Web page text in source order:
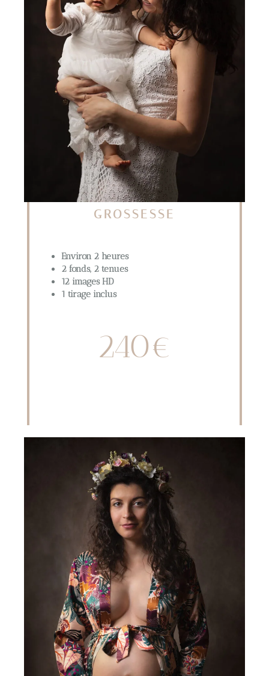
GROSSESSE
Environ 2 heures
2 fonds, 2 tenues
12 images HD
1 tirage inclus
240€